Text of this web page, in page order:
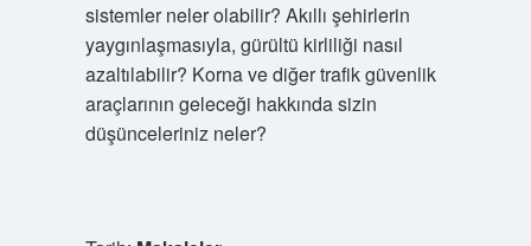
sistemler neler olabilir? Akıllı şehirlerin
yaygınlaşmasıyla, gürültü kirliliği nasıl
azaltılabilir? Korna ve diğer trafik güvenlik
araçlarının geleceği hakkında sizin
düşünceleriniz neler?